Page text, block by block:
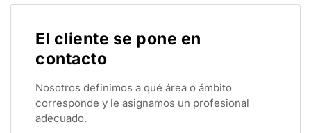
contacto
Nosotros definimos a qué área o ámbito
corresponde y le asignamos un profesional
adecuado.